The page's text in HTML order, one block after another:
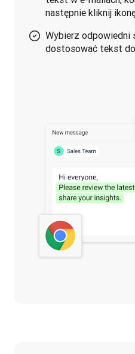
następnie kliknij
Wybierz odpowiedni
dostosować tekst